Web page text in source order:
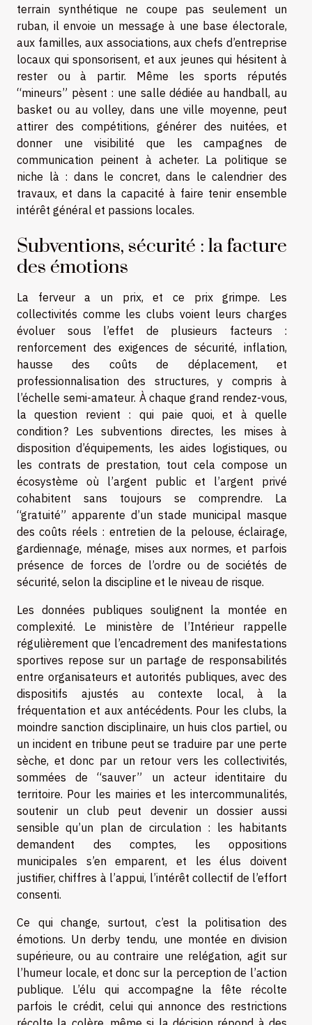
terrain synthétique ne coupe pas seulement un
ruban, il envoie un message à une base électorale,
aux familles, aux associations, aux chefs d’entreprise
locaux qui sponsorisent, et aux jeunes qui hésitent à
rester ou à partir. Même les sports réputés
“mineurs” pèsent : une salle dédiée au handball, au
basket ou au volley, dans une ville moyenne, peut
attirer des compétitions, générer des nuitées, et
donner une visibilité que les campagnes de
communication peinent à acheter. La politique se
niche là : dans le concret, dans le calendrier des
travaux, et dans la capacité à faire tenir ensemble
intérêt général et passions locales.
Subventions, sécurité : la facture
des émotions
La ferveur a un prix, et ce prix grimpe. Les
collectivités comme les clubs voient leurs charges
évoluer sous l’effet de plusieurs facteurs :
renforcement des exigences de sécurité, inflation,
hausse des coûts de déplacement, et
professionnalisation des structures, y compris à
l’échelle semi-amateur. À chaque grand rendez-vous,
la question revient : qui paie quoi, et à quelle
condition ? Les subventions directes, les mises à
disposition d’équipements, les aides logistiques, ou
les contrats de prestation, tout cela compose un
écosystème où l’argent public et l’argent privé
cohabitent sans toujours se comprendre. La
“gratuité” apparente d’un stade municipal masque
des coûts réels : entretien de la pelouse, éclairage,
gardiennage, ménage, mises aux normes, et parfois
présence de forces de l’ordre ou de sociétés de
sécurité, selon la discipline et le niveau de risque.
Les données publiques soulignent la montée en
complexité. Le ministère de l’Intérieur rappelle
régulièrement que l’encadrement des manifestations
sportives repose sur un partage de responsabilités
entre organisateurs et autorités publiques, avec des
dispositifs ajustés au contexte local, à la
fréquentation et aux antécédents. Pour les clubs, la
moindre sanction disciplinaire, un huis clos partiel, ou
un incident en tribune peut se traduire par une perte
sèche, et donc par un retour vers les collectivités,
sommées de “sauver” un acteur identitaire du
territoire. Pour les mairies et les intercommunalités,
soutenir un club peut devenir un dossier aussi
sensible qu’un plan de circulation : les habitants
demandent des comptes, les oppositions
municipales s’en emparent, et les élus doivent
justifier, chiffres à l’appui, l’intérêt collectif de l’effort
consenti.
Ce qui change, surtout, c’est la politisation des
émotions. Un derby tendu, une montée en division
supérieure, ou au contraire une relégation, agit sur
l’humeur locale, et donc sur la perception de l’action
publique. L’élu qui accompagne la fête récolte
parfois le crédit, celui qui annonce des restrictions